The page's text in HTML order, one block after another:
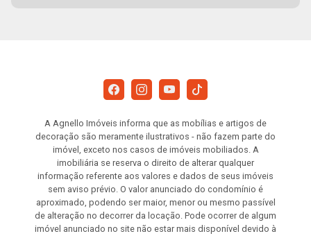
A Agnello Imóveis informa que as mobílias e artigos de
decoração são meramente ilustrativos - não fazem parte do
imóvel, exceto nos casos de imóveis mobiliados. A
imobiliária se reserva o direito de alterar qualquer
informação referente aos valores e dados de seus imóveis
sem aviso prévio. O valor anunciado do condomínio é
aproximado, podendo ser maior, menor ou mesmo passível
de alteração no decorrer da locação. Pode ocorrer de algum
imóvel anunciado no site não estar mais disponível devido à